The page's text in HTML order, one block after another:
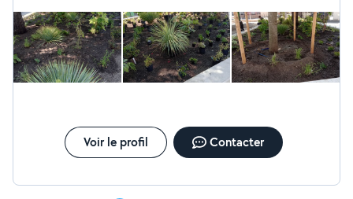
Voir le profil Contacter